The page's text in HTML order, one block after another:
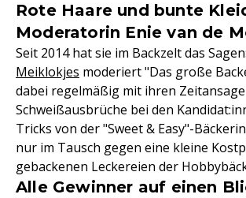
Rote Haare und bunte
Moderatorin Enie van de
Seit 2014 hat sie im Backzelt das Sagen:
Meiklokjes moderiert "Das große
dabei regelmäßig mit ihren
Schweißausbrüche bei den
Tricks von der "Sweet & Easy"-
nur im Tausch gegen eine kleine
gebackenen Leckereien der
Alle Gewinner auf einen